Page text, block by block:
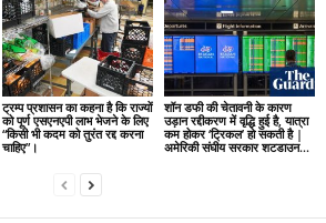
ट्रम्प प्रशासन का कहना है कि राज्यों
को पूर्ण एसएनएपी लाभ भेजने के लिए
“किसी भी कदम को तुरंत रद्द करना
चाहिए”।
शॉन डफी की चेतावनी के कारण
उड़ान रद्दीकरण में वृद्धि हुई है, यात्रा
कम होकर ‘ट्रिकल’ हो सकती है |
अमेरिकी संघीय सरकार शटडाउन...